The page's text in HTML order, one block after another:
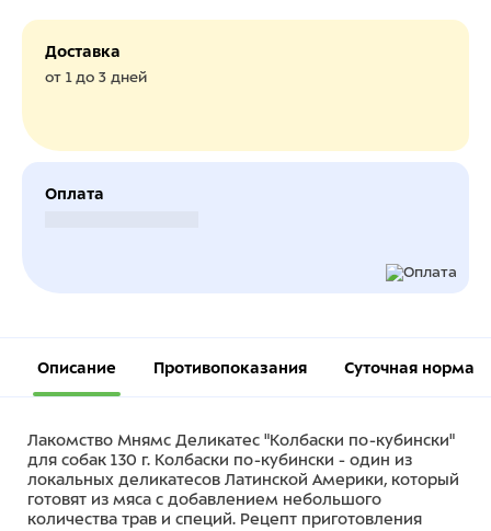
Доставка
от 1 до 3 дней
Оплата
Описание Противопоказания Суточная норма
Лакомство Мнямс Деликатес "Колбаски по-кубински"
для собак 130 г. Колбаски по-кубински - один из
локальных деликатесов Латинской Америки, который
готовят из мяса с добавлением небольшого
количества трав и специй. Рецепт приготовления